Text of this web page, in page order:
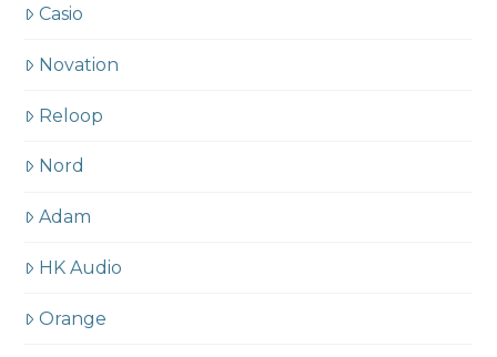
Casio
Novation
Reloop
Nord
Adam
HK Audio
Orange